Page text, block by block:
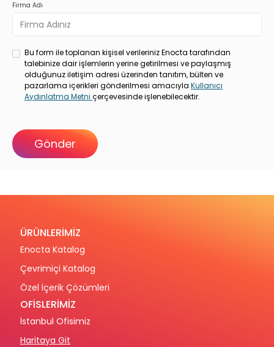
Firma Adı
Bu form ile toplanan kişisel verileriniz Enocta tarafından
talebinize dair işlemlerin yerine getirilmesi ve paylaşmış
olduğunuz iletişim adresi üzerinden tanıtım, bülten ve
pazarlama içerikleri gönderilmesi amacıyla Kullanıcı
Aydınlatma Metni çerçevesinde işlenebilecektir.
ÜRÜNLERİMİZ
Enocta Katalog
Çevrimiçi Katalog
Özel İçerik Çözümleri
OFİSLERİMİZ
İstanbul Ofisimiz
Haritaya Git